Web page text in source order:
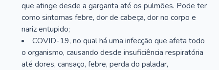
que atinge desde a garganta até os pulmões. Pode ter
como sintomas febre, dor de cabeça, dor no corpo e
nariz entupido;
COVID-19, no qual há uma infecção que afeta todo
o organismo, causando desde insuficiência respiratória
até dores, cansaço, febre, perda do paladar,